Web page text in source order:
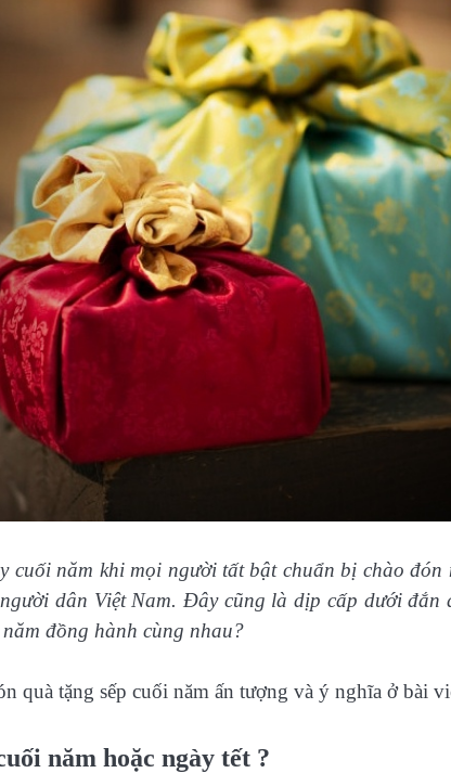
cuối năm khi mọi người tất bật chuẩn bị chào đón
dân Việt Nam. Đây cũng là dịp cấp dưới đắn
đồng hành cùng nhau?
quà tặng sếp cuối năm ấn tượng và ý nghĩa ở bài
năm hoặc ngày tết ?